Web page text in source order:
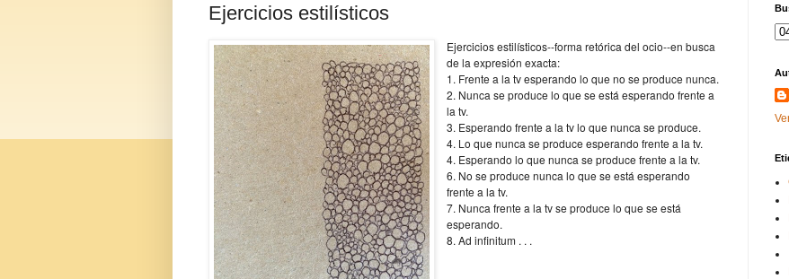
Ejercicios estilísticos
Ejercicios estilísticos--forma retórica del ocio--en busca
de la expresión exacta:
1. Frente a la tv esperando lo que no se produce nunca.
2. Nunca se produce lo que se está esperando frente a
la tv.
3. Esperando frente a la tv lo que nunca se produce.
4. Lo que nunca se produce esperando frente a la tv.
4. Esperando lo que nunca se produce frente a la tv.
6. No se produce nunca lo que se está esperando
frente a la tv.
7. Nunca frente a la tv se produce lo que se está
esperando.
8. Ad infinitum . . .